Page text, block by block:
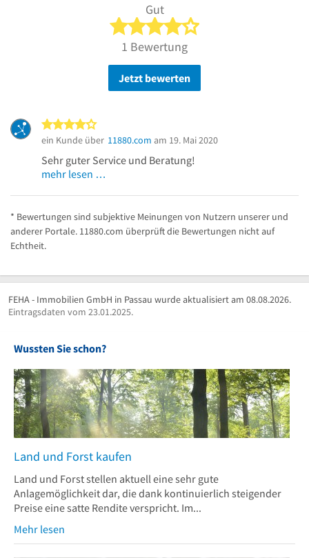
Gut
4 von 5 Sternen
1 Bewertung
Jetzt bewerten
ein Kunde über 11880.com am 19. Mai 2020
Sehr guter Service und Beratung!
mehr lesen …
* Bewertungen sind subjektive Meinungen von Nutzern unserer und
anderer Portale. 11880.com überprüft die Bewertungen nicht auf
Echtheit.
FEHA - Immobilien GmbH in Passau wurde aktualisiert am 08.08.2026.
Eintragsdaten vom 23.01.2025.
Wussten Sie schon?
Land und Forst kaufen
Land und Forst stellen aktuell eine sehr gute
Anlagemöglichkeit dar, die dank kontinuierlich steigender
Preise eine satte Rendite verspricht. Im...
Mehr lesen